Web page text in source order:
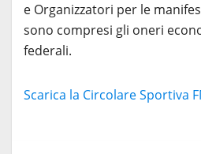
e Organizzatori per le
sono compresi gli oneri
federali.
Scarica la Circolare Sportiva